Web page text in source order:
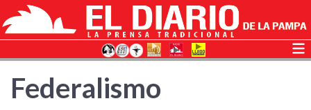
Federalismo